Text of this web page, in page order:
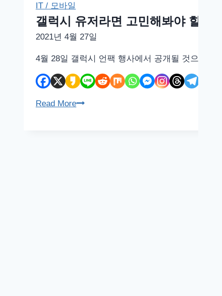
IT / 모바일
갤럭시 유저라면 고민해봐야 할
2021년 4월 27일
4월 28일 갤럭시 언팩 행사에서 공개될 것으로
Read More갤